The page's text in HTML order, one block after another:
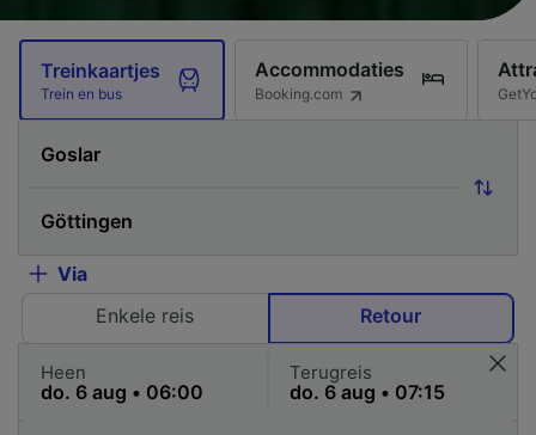
Treinkaartjes
Trein en bus
Accommodaties
Booking.com
Via
Enkele reis
Retour
Heen Terugreis